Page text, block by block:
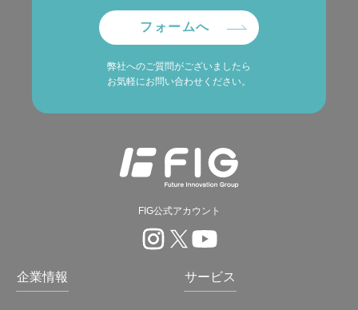
フォームへ
弊社へのご質問がございましたら
お気軽にお問い合わせください。
FIG公式アカウント
企業情報 サービス